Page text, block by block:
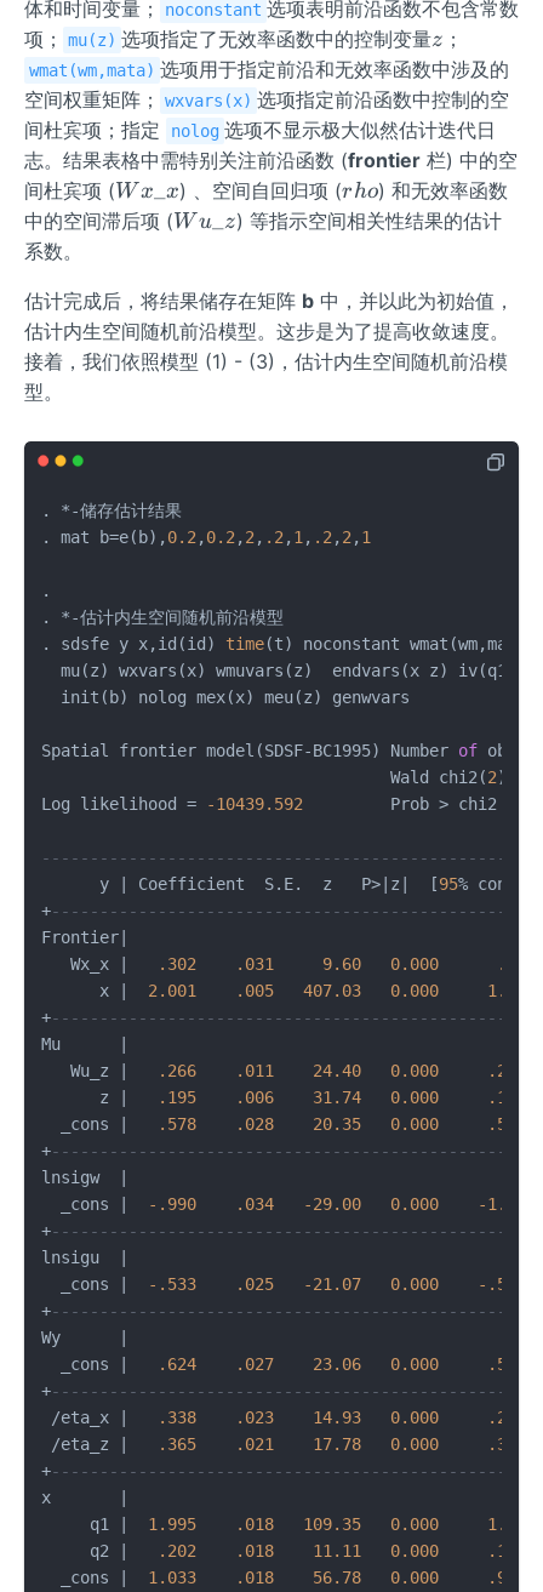
体和时间变量； noconstant 选项表明前沿函数不包含常数
项；
mu(z) 选项指定了无效率函数中的控制变量z
z ；
wmat(wm,mata) 选项用于指定前沿和无效率函数中涉及的
空间权重矩阵；
wxvars(x) 选项指定前沿函数中控制的空
间杜宾项；指定
nolog 选项不显示极大似然估计迭代日
志。结果表格中需特别关注前沿函数 (frontier 栏) 中的空
间杜宾项 (W
x
Wx x) 、空间自回归项 (r
h
rho) 和无效率函数
中的空间滞后项 (W
z
Wu_ z) 等指示空间相关性结果的估计
系数。
估计完成后，将结果储存在矩阵 b 中，并以此为初始值，
估计内生空间随机前沿模型。这步是为了提高收敛速度。
接着，我们依照模型 (1) - (3)，估计内生空间随机前沿模
型。
. *-储存估计结果
. mat b=e(b), 0.2 , 0.2 , 2 , .2 , 1 , .2 , 2 , 1
.
. *-估计内生空间随机前沿模型
. sdsfe y x,id(id) time(t) noconstant
mu(z) wxvars(x) wmuvars(z)  endvars(x z) iv(q1
  init(b) nolog mex(x) meu(z) genwvars
Spatial frontier model(SDSF-BC1995) Number of obs
                                    Wald chi2(
2)
Log likelihood = -10439.592
         Prob
> chi2
      y
| Coefficient  S.E.  z   P>| z |
  [
95% conf.
+
Frontier|
   Wx_x
| .302 .031 9.60 0.000
.241
      x
| 2.001 .005 407.03 0.000
1.991
+
Mu
|
   Wu_z
| .266 .011 24.40 0.000
.244
      z
| .195 .006 31.74 0.000
.183
  _cons
| .578 .028 20.35 0.000
.522
+
lnsigw
|
  _cons
| -.990 .034 -29.00 0.000
-1.056
+
lnsigu
|
  _cons
| -.533 .025 -21.07 0.000
-.582
+
Wy
|
  _cons
| .624 .027 23.06 0.000
.571
+
/eta_x | .338 .023 14.93 0.000
.294
/eta_z | .365 .021 17.78 0.000
.324
+
x
|
     q1
| 1.995 .018 109.35 0.000
1.959
     q2
| .202 .018 11.11 0.000
.166
  _cons
| 1.033 .018 56.78 0.000
.997